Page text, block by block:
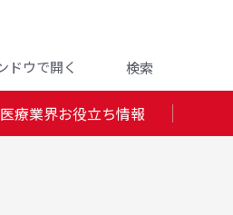
医療業界お役立ち情報